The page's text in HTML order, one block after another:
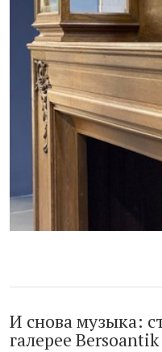
И снова музыка:
галерее Bersoantik